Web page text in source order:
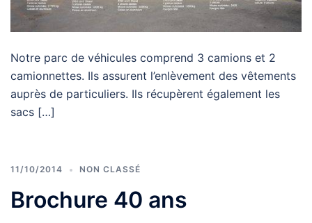
Notre parc de véhicules comprend 3 camions et 2
camionnettes. Ils assurent l’enlèvement des vêtements
auprès de particuliers. Ils récupèrent également les
sacs […]
11/10/2014 NON CLASSÉ
Brochure 40 ans